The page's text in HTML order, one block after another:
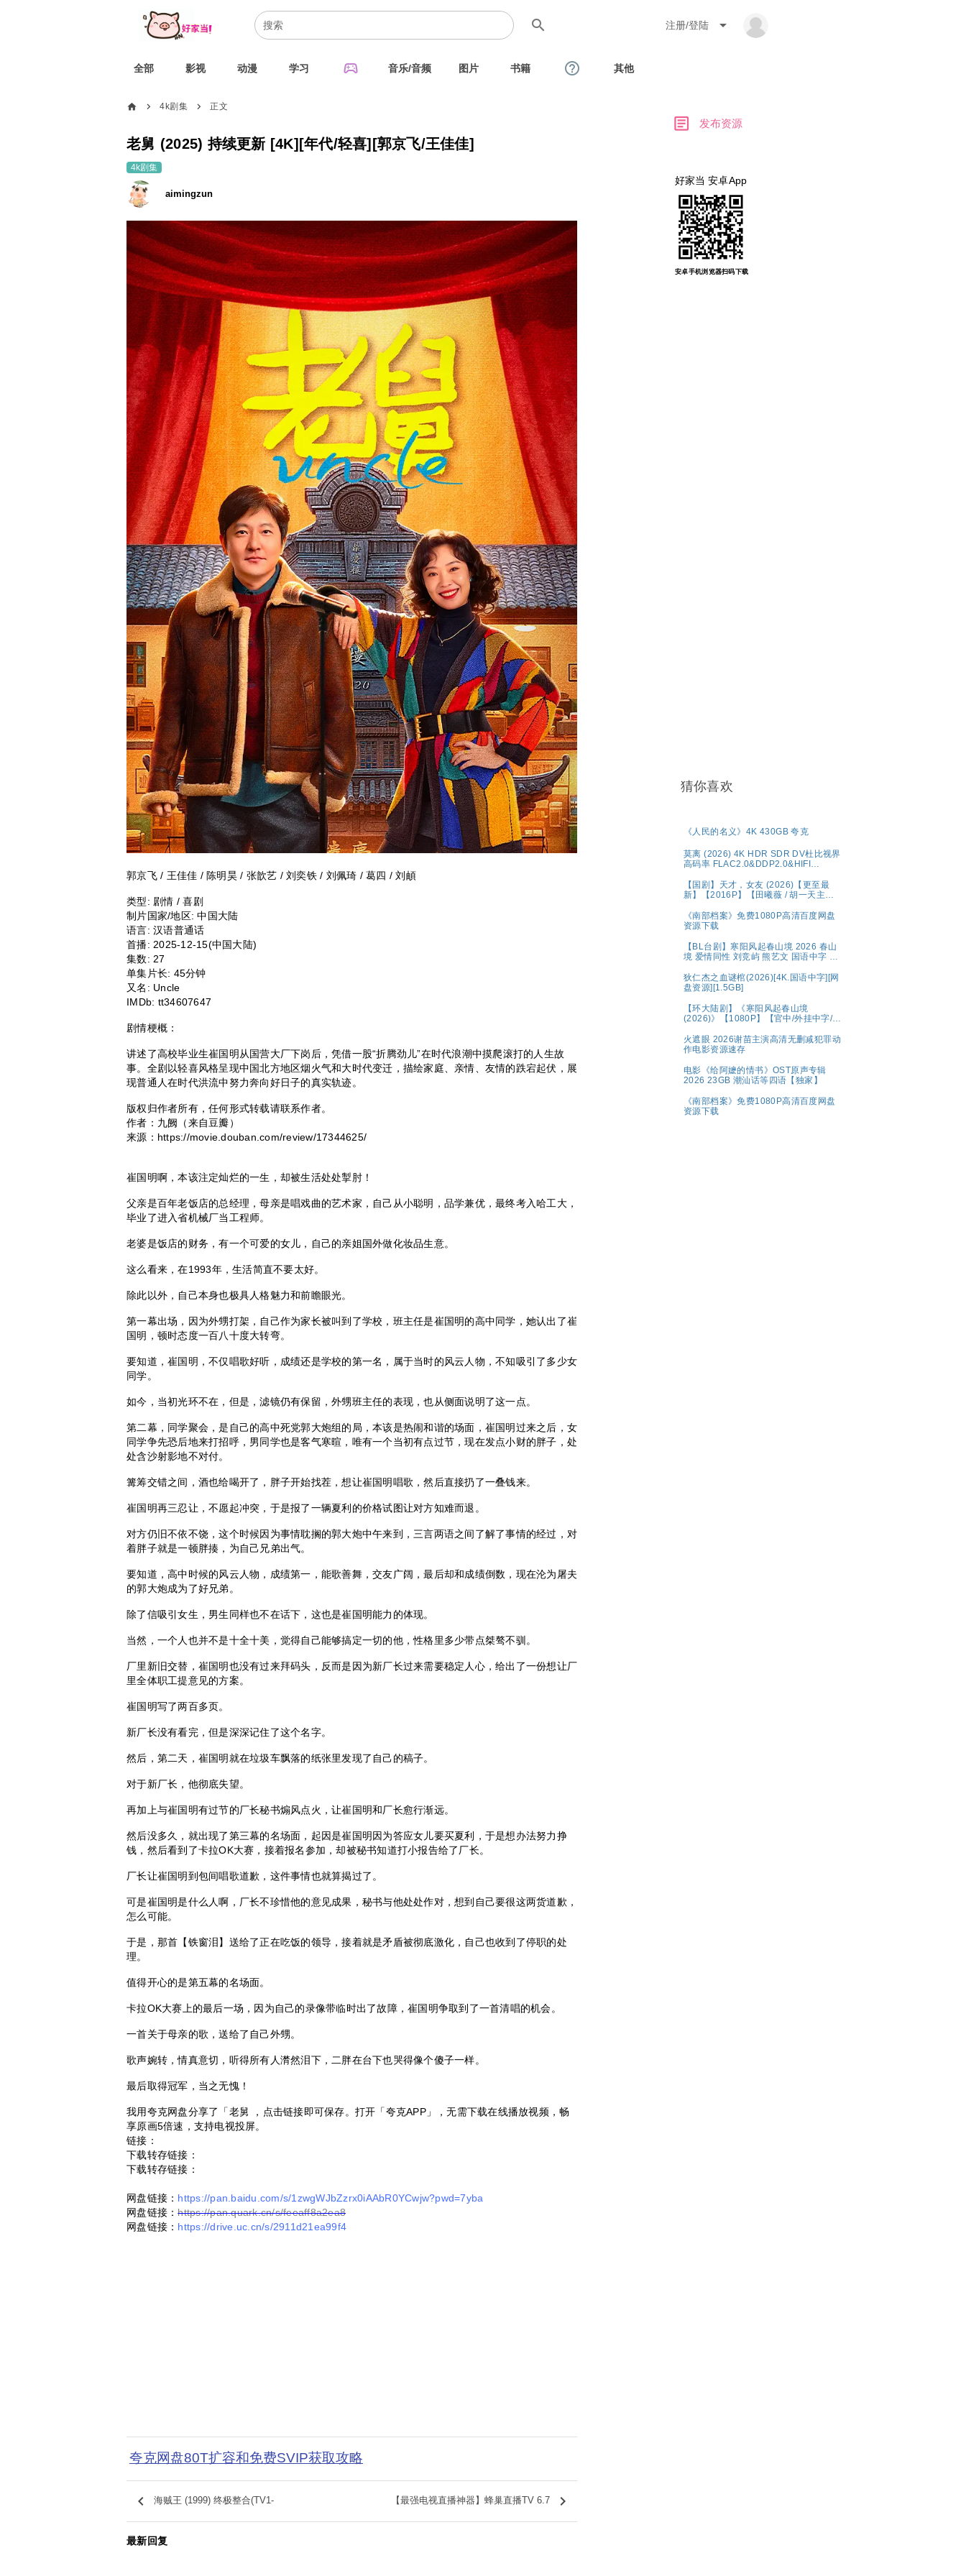
search 注册/登陆 arrow_drop_down
全部 影视 动漫 学习 sports_esports 音乐/音频 图片 书籍 help_outline 其他
home chevron_right 4k剧集 chevron_right 正文
老舅 (2025) 持续更新 [4K][年代/轻喜][郭京飞/王佳佳]
4k剧集
aimingzun
郭京飞 / 王佳佳 / 陈明昊 / 张歆艺 / 刘奕铁 / 刘佩琦 / 葛四 / 刘頔
类型: 剧情 / 喜剧
制片国家/地区: 中国大陆
语言: 汉语普通话
首播: 2025-12-15(中国大陆)
集数: 27
单集片长: 45分钟
又名: Uncle
IMDb: tt34607647
剧情梗概：
讲述了高校毕业生崔国明从国营大厂下岗后，凭借一股“折腾劲儿”在时代浪潮中摸爬滚打的人生故
事。全剧以轻喜风格呈现中国北方地区烟火气和大时代变迁，描绘家庭、亲情、友情的跌宕起伏，展
现普通人在时代洪流中努力奔向好日子的真实轨迹。
版权归作者所有，任何形式转载请联系作者。
作者：九阙（来自豆瓣）
来源：https://movie.douban.com/review/17344625/
崔国明啊，本该注定灿烂的一生，却被生活处处掣肘！
父亲是百年老饭店的总经理，母亲是唱戏曲的艺术家，自己从小聪明，品学兼优，最终考入哈工大，
毕业了进入省机械厂当工程师。
老婆是饭店的财务，有一个可爱的女儿，自己的亲姐国外做化妆品生意。
这么看来，在1993年，生活简直不要太好。
除此以外，自己本身也极具人格魅力和前瞻眼光。
第一幕出场，因为外甥打架，自己作为家长被叫到了学校，班主任是崔国明的高中同学，她认出了崔
国明，顿时态度一百八十度大转弯。
要知道，崔国明，不仅唱歌好听，成绩还是学校的第一名，属于当时的风云人物，不知吸引了多少女
同学。
如今，当初光环不在，但是，滤镜仍有保留，外甥班主任的表现，也从侧面说明了这一点。
第二幕，同学聚会，是自己的高中死党郭大炮组的局，本该是热闹和谐的场面，崔国明过来之后，女
同学争先恐后地来打招呼，男同学也是客气寒暄，唯有一个当初有点过节，现在发点小财的胖子，处
处含沙射影地不对付。
篝筹交错之间，酒也给喝开了，胖子开始找茬，想让崔国明唱歌，然后直接扔了一叠钱来。
崔国明再三忍让，不愿起冲突，于是报了一辆夏利的价格试图让对方知难而退。
对方仍旧不依不饶，这个时候因为事情耽搁的郭大炮中午来到，三言两语之间了解了事情的经过，对
着胖子就是一顿胖揍，为自己兄弟出气。
要知道，高中时候的风云人物，成绩第一，能歌善舞，交友广阔，最后却和成绩倒数，现在沦为屠夫
的郭大炮成为了好兄弟。
除了信吸引女生，男生同样也不在话下，这也是崔国明能力的体现。
当然，一个人也并不是十全十美，觉得自己能够搞定一切的他，性格里多少带点桀骜不驯。
厂里新旧交替，崔国明也没有过来拜码头，反而是因为新厂长过来需要稳定人心，给出了一份想让厂
里全体职工提意见的方案。
崔国明写了两百多页。
新厂长没有看完，但是深深记住了这个名字。
然后，第二天，崔国明就在垃圾车飘落的纸张里发现了自己的稿子。
对于新厂长，他彻底失望。
再加上与崔国明有过节的厂长秘书煽风点火，让崔国明和厂长愈行渐远。
然后没多久，就出现了第三幕的名场面，起因是崔国明因为答应女儿要买夏利，于是想办法努力挣
钱，然后看到了卡拉OK大赛，接着报名参加，却被秘书知道打小报告给了厂长。
厂长让崔国明到包间唱歌道歉，这件事情也就算揭过了。
可是崔国明是什么人啊，厂长不珍惜他的意见成果，秘书与他处处作对，想到自己要很这两货道歉，
怎么可能。
于是，那首【铁窗泪】送给了正在吃饭的领导，接着就是矛盾被彻底激化，自己也收到了停职的处
理。
值得开心的是第五幕的名场面。
卡拉OK大赛上的最后一场，因为自己的录像带临时出了故障，崔国明争取到了一首清唱的机会。
一首关于母亲的歌，送给了自己外甥。
歌声婉转，情真意切，听得所有人潸然泪下，二胖在台下也哭得像个傻子一样。
最后取得冠军，当之无愧！
我用夸克网盘分享了「老舅 ，点击链接即可保存。打开「夸克APP」，无需下载在线播放视频，畅
享原画5倍速，支持电视投屏。
链接：
下载转存链接：
下载转存链接：
网盘链接： https://pan.baidu.com/s/1zwgWJbZzrx0iAAbR0YCwjw?pwd=7yba
网盘链接：https://pan.quark.cn/s/feeaff8a2ea8
网盘链接： https://drive.uc.cn/s/2911d21ea99f4
夸克网盘80T扩容和免费SVIP获取攻略
keyboard_arrow_left 海贼王 (1999) 终极整合(TV1- 【最强电视直播神器】蜂巢直播TV 6.7 keyboard_arrow_right
最新回复
article 发布资源
好家当 安卓App
安卓手机浏览器扫码下载
猜你喜欢
《人民的名义》4K 430GB 夸克
莫离‎ (2026) 4K HDR SDR DV杜比视界
高码率 FLAC2.0&DDP2.0&HIFI
6GB】
【国剧】天才，女友 (2026)【更至最
新】【2016P】【田曦薇 / 胡一天主
《南部档案》免费1080P高清百度网盘
资源下载
【BL台剧】寒阳风起春山境 2026 春山
境 爱情同性 刘竞屿 熊艺文 国语中字 已
狄仁杰之血谜棺(2026)[4K.国语中字][网
盘资源][1.5GB]
【环大陆剧】《寒阳风起春山境
(2026)》【1080P】【官中/外挂中字/三
火遮眼 2026谢苗主演高清无删减犯罪动
作电影资源速存
电影《给阿嬷的情书》OST原声专辑
2026 23GB 潮汕话等四语【独家】
《南部档案》免费1080P高清百度网盘
资源下载